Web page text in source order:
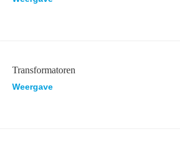
Transformatoren
Weergave